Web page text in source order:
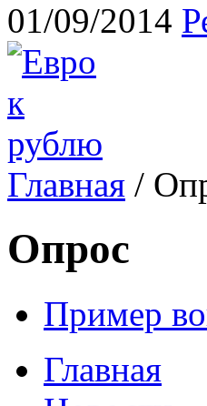
01/09/2014
Главная /
Опрос
Пример
Главная